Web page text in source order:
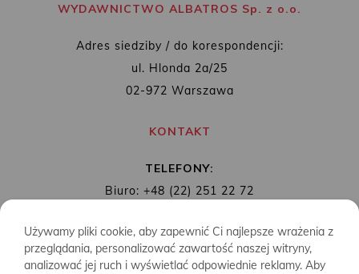
WYDAWNICTWO ALBATROS Sp. z o.o.
Adres siedziby / do korespondencji:
ul. Hlonda 2a/25
02-972 Warszawa
KONTAKT
TELEFONY:
Biuro: +48 (22) 251 22 72
MAIL: biuro@wydawnictwoalbatros.com
Używamy pliki cookie, aby zapewnić Ci najlepsze wrażenia z
przeglądania, personalizować zawartość naszej witryny,
analizować jej ruch i wyświetlać odpowiednie reklamy. Aby